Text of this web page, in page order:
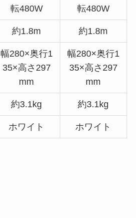
転480W
転480W
約1.8m 約1.8m
幅280×奥行1
35×高さ297
mm
幅280×奥行1
35×高さ297
mm
約3.1kg 約3.1kg
ホワイト ホワイト